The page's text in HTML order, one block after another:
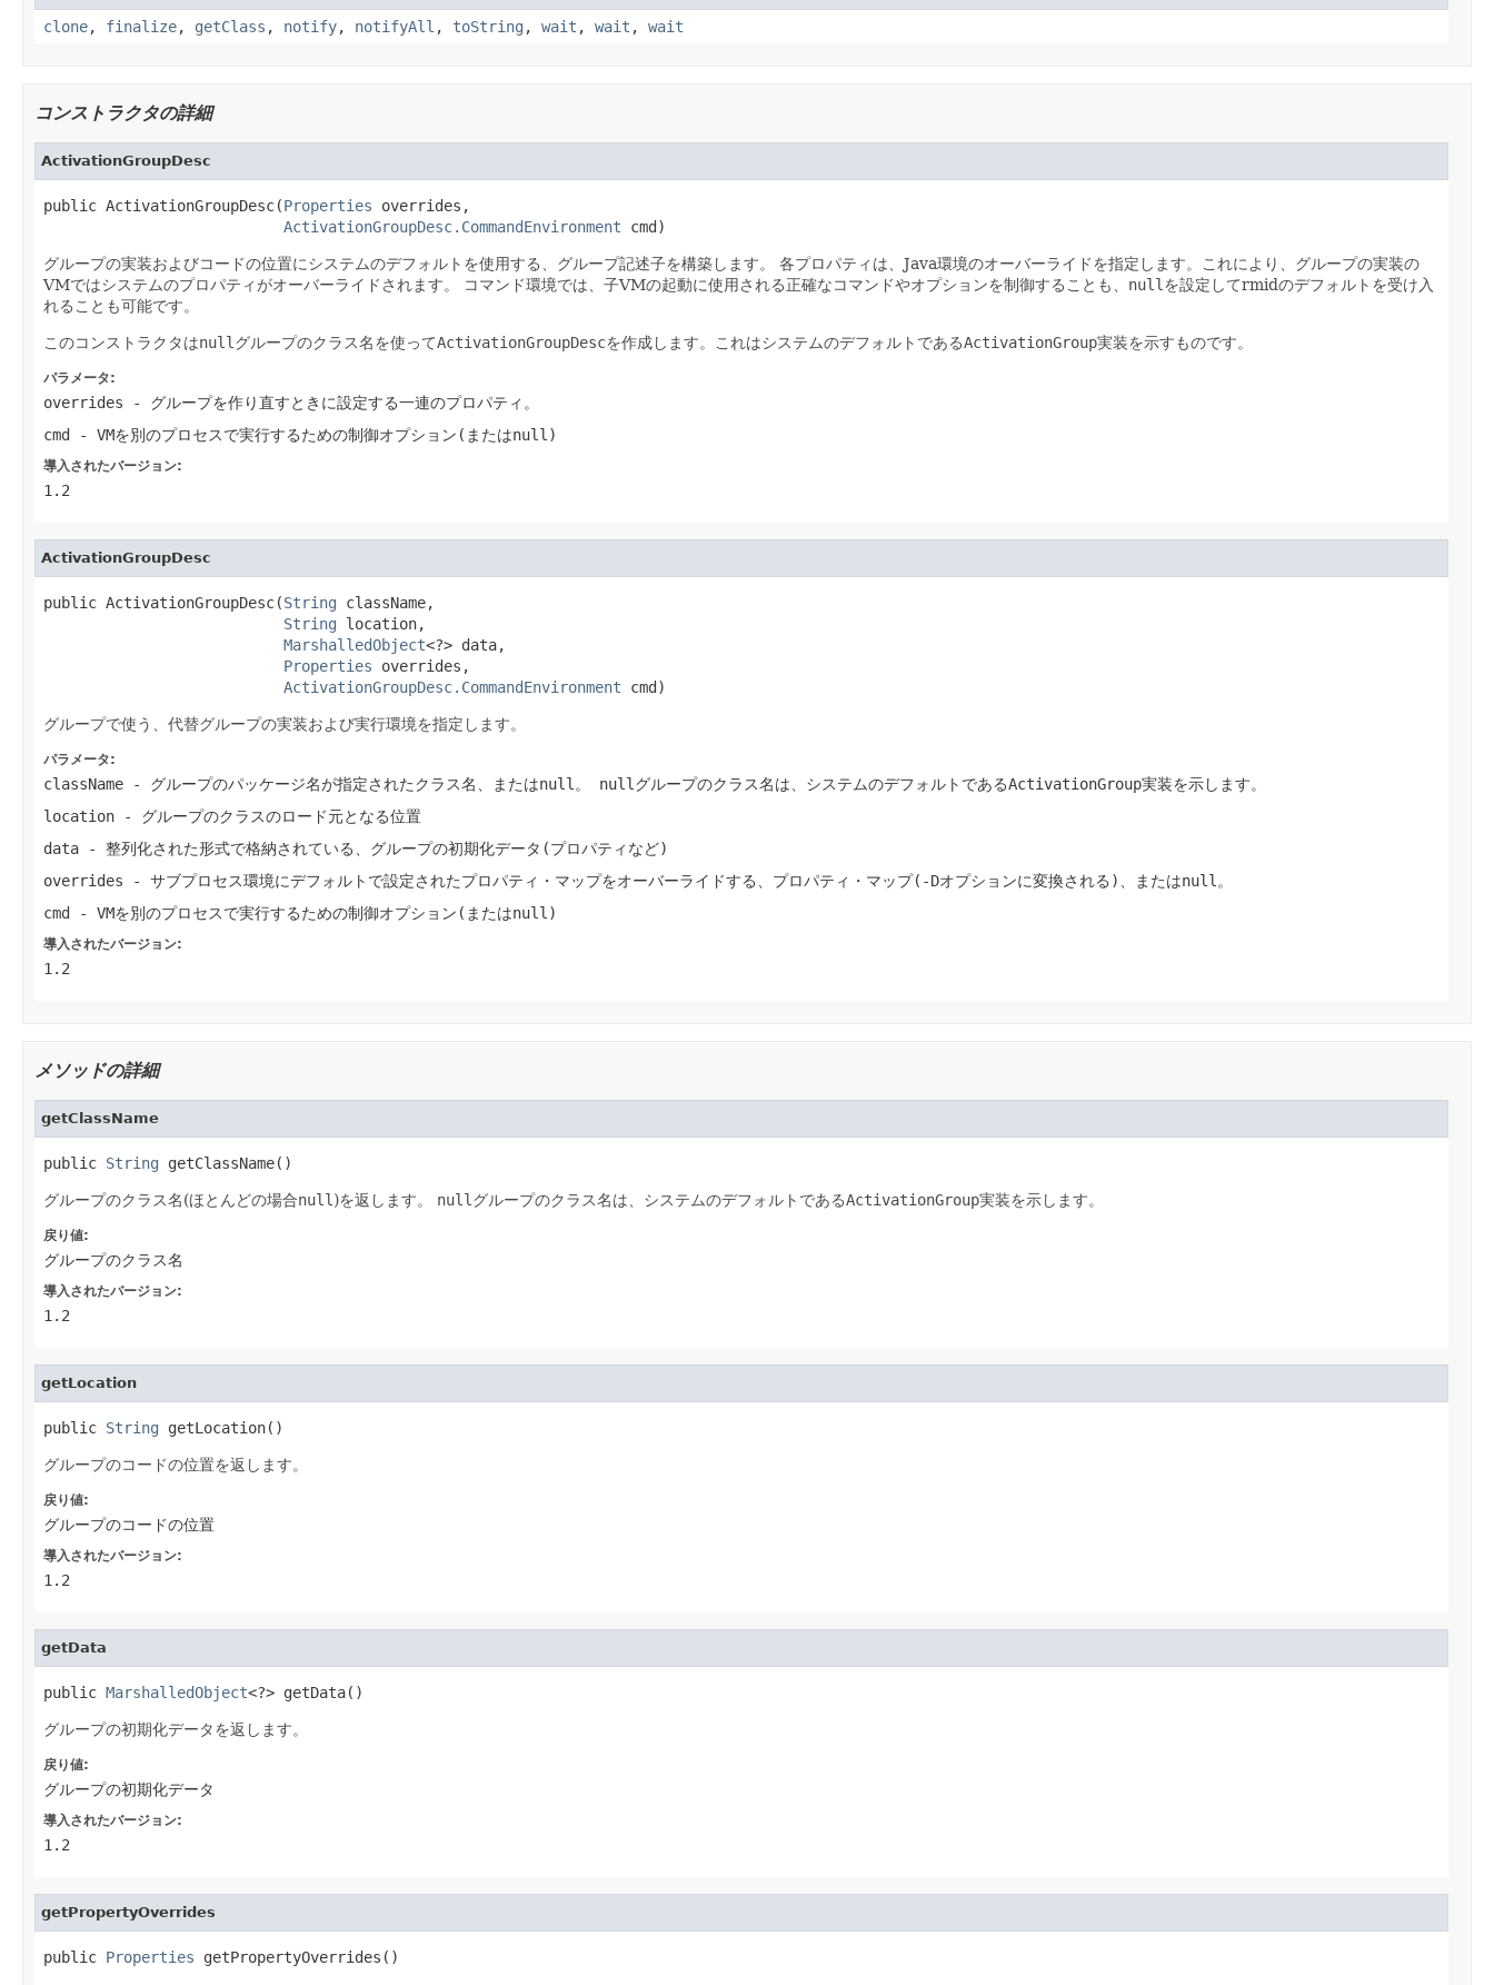
clone, finalize, getClass , notify, notifyAll , toString , wait , wait , wait
コンストラクタの詳細
ActivationGroupDesc
public ActivationGroupDesc(Properties overrides,
ActivationGroupDesc.CommandEnvironment cmd)
グループの実装およびコードの位置にシステムのデフォルトを使用する、グループ記述子を構築します。
各プロパティは、Java環境のオーバーライドを指定します。これにより、グループの実装の
VMではシステムのプロパティがオーバーライドされます。
コマンド環境では、子VMの起動に使用される正確なコマンドやオプションを制御することも、 null を設定してrmidのデフォルトを受け入
れることも可能です。
このコンストラクタはnull グループのクラス名を使ってActivationGroupDescを作成します。これはシステムのデフォルトであるActivationGroup実装を示すものです。
パラメータ:
overrides - グループを作り直すときに設定する一連のプロパティ。
cmd - VMを別のプロセスで実行するための制御オプション(またはnull )
導入されたバージョン:
1.2
ActivationGroupDesc
public ActivationGroupDesc(String className,
String location,
MarshalledObject<?> data,
Properties overrides,
ActivationGroupDesc.CommandEnvironment cmd)
グループで使う、代替グループの実装および実行環境を指定します。
パラメータ:
className - グループのパッケージ名が指定されたクラス名、またはnull 。 null グループのクラス名は、システムのデフォルトであるActivationGroup実装を示します。
location - グループのクラスのロード元となる位置
data - 整列化された形式で格納されている、グループの初期化データ(プロパティなど)
overrides - サブプロセス環境にデフォルトで設定されたプロパティ・マップをオーバーライドする、プロパティ・マップ( -Dオプションに変換される)、またはnull 。
cmd - VMを別のプロセスで実行するための制御オプション(またはnull )
導入されたバージョン:
1.2
メソッドの詳細
getClassName
public String getClassName()
グループのクラス名(ほとんどの場合null )を返します。 null グループのクラス名は、システムのデフォルトであるActivationGroup実装を示します。
戻り値:
グループのクラス名
導入されたバージョン:
1.2
getLocation
public String getLocation()
グループのコードの位置を返します。
戻り値:
グループのコードの位置
導入されたバージョン:
1.2
getData
public MarshalledObject<?> getData()
グループの初期化データを返します。
戻り値:
グループの初期化データ
導入されたバージョン:
1.2
getPropertyOverrides
public Properties getPropertyOverrides()